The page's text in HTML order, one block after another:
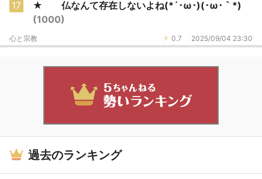
17
★ 仏なんて存在しないよね(*´･ω･)(･ω･｀*)
(1000)
0.7 2025/09/04 23:30
心と宗教
過去のランキング